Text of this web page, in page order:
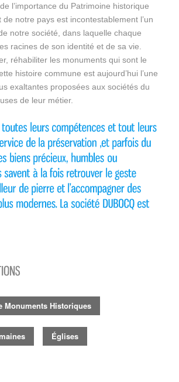
l’importance du Patrimoine historique
notre pays est incontestablement l’un
notre société, dans laquelle chaque
racines de son identité et de sa vie.
réhabiliter les monuments qui sont le
histoire commune est aujourd’hui l’une
exaltantes proposées aux sociétés du
de leur métier.
Monuments Historiques
Églises